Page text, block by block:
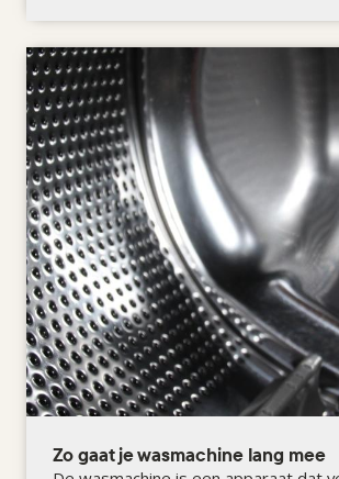
Zo gaat je wasmachine lang mee